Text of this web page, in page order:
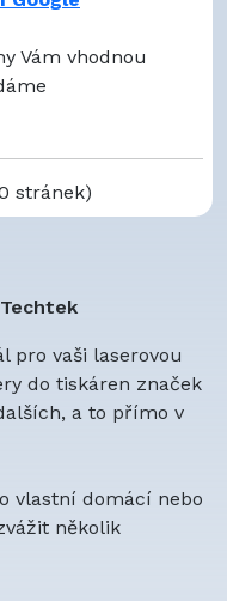
Vám vhodnou
stránek)
pro vaši laserovou
do tiskáren značek
a to přímo v
vlastní domácí nebo
několik